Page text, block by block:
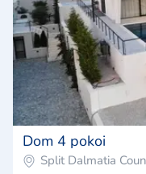
Dom 4 pokoi
Split Dalmatia